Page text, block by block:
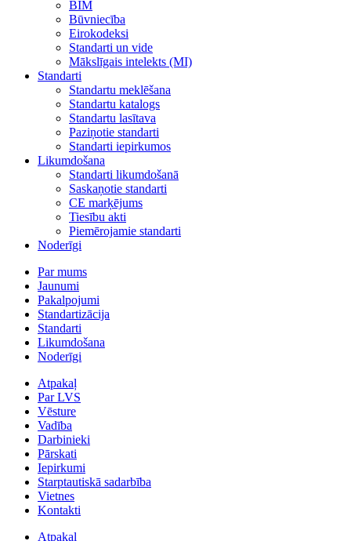
BIM
Būvniecība
Eirokodeksi
Standarti un vide
Mākslīgais intelekts (MI)
Standarti
Standartu meklēšana
Standartu katalogs
Standartu lasītava
Paziņotie standarti
Standarti iepirkumos
Likumdošana
Standarti likumdošanā
Saskaņotie standarti
CE marķējums
Tiesību akti
Piemērojamie standarti
Noderīgi
Par mums
Jaunumi
Pakalpojumi
Standartizācija
Standarti
Likumdošana
Noderīgi
Atpakaļ
Par LVS
Vēsture
Vadība
Darbinieki
Pārskati
Iepirkumi
Starptautiskā sadarbība
Vietnes
Kontakti
Atpakaļ